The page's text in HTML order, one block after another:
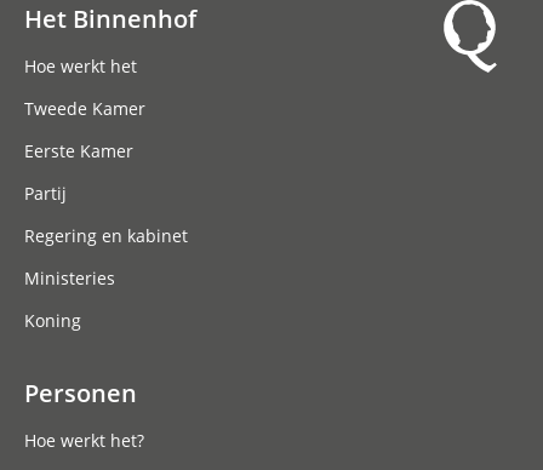
Het Binnenhof
Hoe werkt het
Tweede Kamer
Eerste Kamer
Partij
Regering en kabinet
Ministeries
Koning
Personen
Hoe werkt het?